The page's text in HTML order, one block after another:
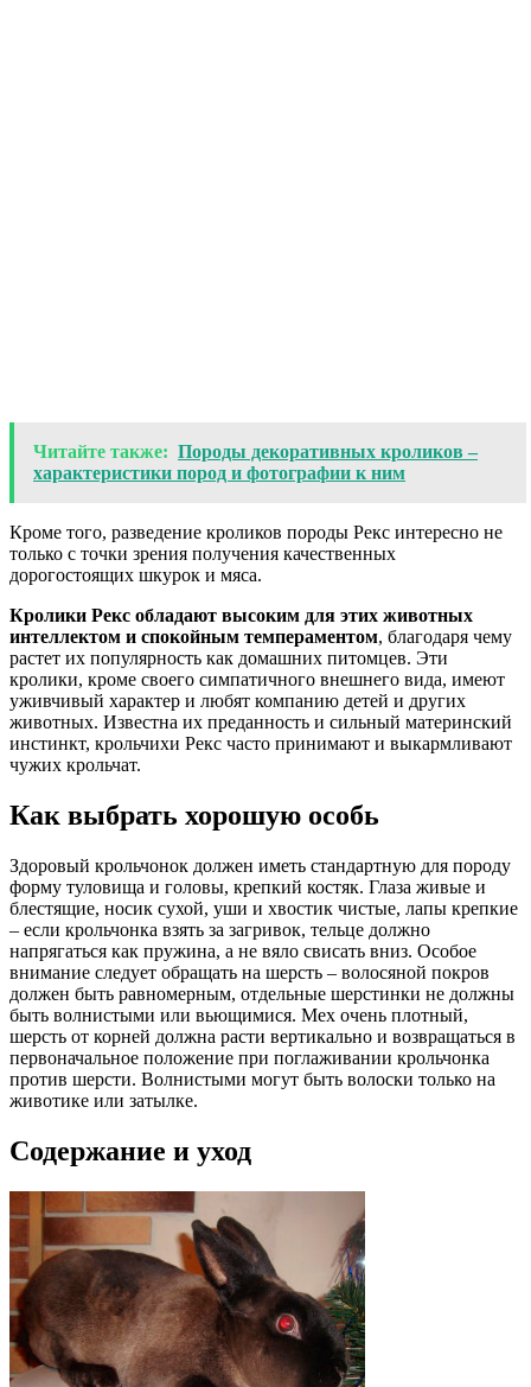
Читайте также: Породы декоративных кроликов –
характеристики пород и фотографии к ним
Кроме того, разведение кроликов породы Рекс интересно не
только с точки зрения получения качественных
дорогостоящих шкурок и мяса.
Кролики Рекс обладают высоким для этих животных
интеллектом и спокойным темпераментом, благодаря чему
растет их популярность как домашних питомцев. Эти
кролики, кроме своего симпатичного внешнего вида, имеют
уживчивый характер и любят компанию детей и других
животных. Известна их преданность и сильный материнский
инстинкт, крольчихи Рекс часто принимают и выкармливают
чужих крольчат.
Как выбрать хорошую особь
Здоровый крольчонок должен иметь стандартную для породу
форму туловища и головы, крепкий костяк. Глаза живые и
блестящие, носик сухой, уши и хвостик чистые, лапы крепкие
– если крольчонка взять за загривок, тельце должно
напрягаться как пружина, а не вяло свисать вниз. Особое
внимание следует обращать на шерсть – волосяной покров
должен быть равномерным, отдельные шерстинки не должны
быть волнистыми или вьющимися. Мех очень плотный,
шерсть от корней должна расти вертикально и возвращаться в
первоначальное положение при поглаживании крольчонка
против шерсти. Волнистыми могут быть волоски только на
животике или затылке.
Содержание и уход